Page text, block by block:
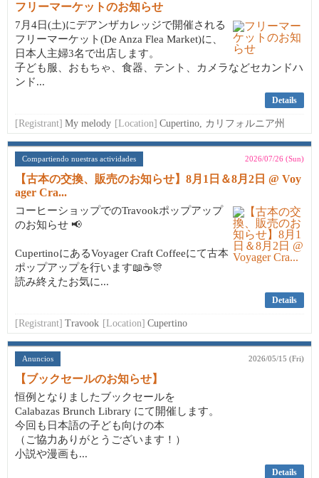
フリーマーケットのお知らせ
7月4日(土)にデアンザカレッジで開催される
フリーマーケット(De Anza Flea Market)に、
日本人主婦3名で出店します。
子ども服、おもちゃ、食器、テント、カメラなどセカンドハ
ンド...
Details
[Registrant] My melody [Location] Cupertino, カリフォルニア州
Compartiendo nuestras actividades 2026/07/26 (Sun)
【古本の交換、販売のお知らせ】8月1日＆8月2日 @ Voy
ager Cra...
コーヒーショップでのTravookポップアップ
のお知らせ 📢
CupertinoにあるVoyager Craft Coffeeにて古本
ポップアップを行います📖☕🎊
読み終えたお気に...
Details
[Registrant] Travook [Location] Cupertino
Anuncios 2026/05/15 (Fri)
【ブックセールのお知らせ】
恒例となりましたブックセールを
Calabazas Brunch Library にて開催します。
今回も日本語の子ども向けの本
（ご協力ありがとうございます！）
小説や漫画も...
Details